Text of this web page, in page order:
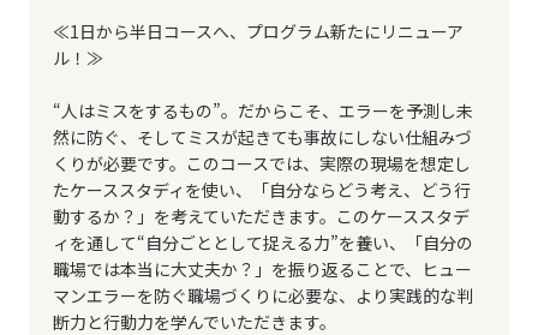
≪1日から半日コースへ、プログラム新たにリニューア
ル！≫
“人はミスをするもの”。だからこそ、エラーを予測し未
然に防ぐ、そしてミスが起きても事故にしない仕組みづ
くりが必要です。このコースでは、実際の現場を想定し
たケーススタディを使い、「自分ならどう考え、どう行
動するか？」を考えていただきます。このケーススタデ
ィを通して“自分ごととして捉える力”を養い、「自分の
職場では本当に大丈夫か？」を振り返ることで、ヒュー
マンエラーを防ぐ職場づくりに必要な、より実践的な判
断力と行動力を学んでいただきます。